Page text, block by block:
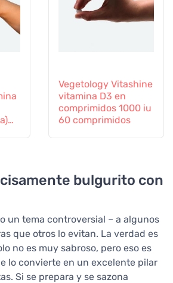
Vegetology Vitashine
vitamina D3 en
comprimidos 1000 iu
60 comprimidos
bulgurito con
un tema controversial – a algunos
que otros lo evitan. La verdad es
no es muy sabroso, pero eso es
lo convierte en un excelente pilar
Si se prepara y se sazona